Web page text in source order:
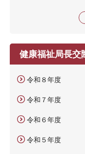
健康福祉局長交
令和８年度
令和７年度
令和６年度
令和５年度